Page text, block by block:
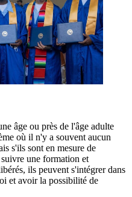
âge ou près de l'âge adulte
où il n'y a souvent aucun
s'ils sont en mesure de
une formation et
ils peuvent s'intégrer dans
et avoir la possibilité de